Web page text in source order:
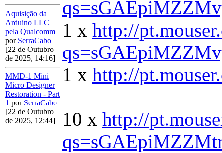
Aquisição da
Arduino LLC
pela Qualcomm
por SerraCabo
[22 de Outubro
de 2025, 14:16]
MMD-1 Mini
Micro Designer
Restoration - Part
1 por SerraCabo
[22 de Outubro
de 2025, 12:44]
1 x http://
1 x http://
10 x http://